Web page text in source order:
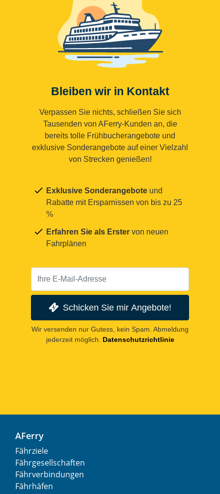
Bleiben wir in Kontakt
Verpassen Sie nichts, schließen Sie sich
Tausenden von AFerry-Kunden an, die
bereits tolle Frühbucherangebote und
exklusive Sonderangebote auf einer Vielzahl
von Strecken genießen!
Exklusive Sonderangebote und
Rabatte mit Ersparnissen von bis zu 25
%
Erfahren Sie als Erster von neuen
Fahrplänen
Schicken Sie mir Angebote!
Wir versenden nur Gutess, kein Spam. Abmeldung
jederzeit möglich.
Datenschutzrichtlinie
AFerry
Fährziele
Fährgesellschaften
Fährverbindungen
Fährhäfen